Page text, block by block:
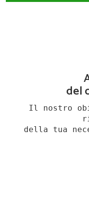
del
Il nostro
della tua